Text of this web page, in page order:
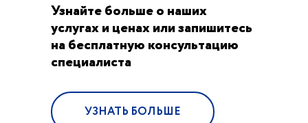
Узнайте больше о наших
услугах и ценах или запишитесь
на бесплатную консультацию
специалиста
УЗНАТЬ БОЛЬШЕ